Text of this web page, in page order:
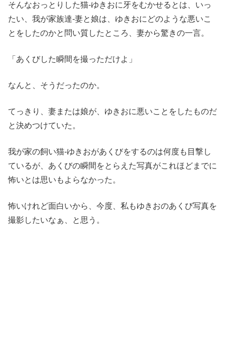
そんなおっとりした猫-ゆきおに牙をむかせるとは、いっ
たい、我が家族達-妻と娘は、ゆきおにどのような悪いこ
とをしたのかと問い質したところ、妻から驚きの一言。
「あくびした瞬間を撮っただけよ」
なんと、そうだったのか。
てっきり、妻または娘が、ゆきおに悪いことをしたものだ
と決めつけていた。
我が家の飼い猫-ゆきおがあくびをするのは何度も目撃し
ているが、あくびの瞬間をとらえた写真がこれほどまでに
怖いとは思いもよらなかった。
怖いけれど面白いから、今度、私もゆきおのあくび写真を
撮影したいなぁ、と思う。